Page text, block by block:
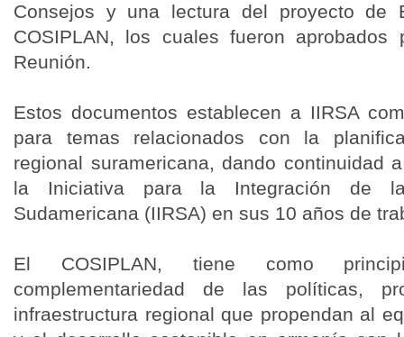
Consejos y una lectura del proyecto de
COSIPLAN, los cuales fueron
Reunión.
Estos documentos establecen a IIRSA
para temas relacionados con la
regional suramericana, dando continuidad
la Iniciativa para la Integración de la
Sudamericana (IIRSA) en sus 10 años de
El COSIPLAN, tiene como
complementariedad de las políticas,
infraestructura regional que propendan al